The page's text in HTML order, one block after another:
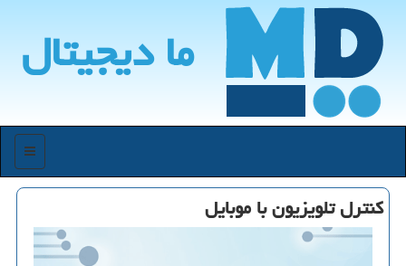
ما دیجیتال
منو
كنترل تلویزیون با موبایل